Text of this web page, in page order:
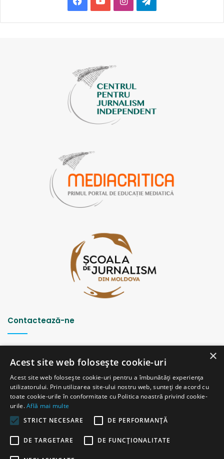
Contactează-ne
Strada Șciusev, 53
2012 Chișinău, Republica Moldova
fax: (+373 22) 226681
Email: redactia@ijc.md
versiunea veche
×
Acest site web folosește cookie-uri
Acest site web folosește cookie-uri pentru a îmbunătăți experiența
utilizatorului. Prin utilizarea site-ului nostru web, sunteți de acord cu
toate cookie-urile în conformitate cu Politica noastră privind cookie-
urile.Află mai multe
STRICT NECESARE
DE PERFORMANȚĂ
DE TARGETARE DE FUNCŢIONALITATE